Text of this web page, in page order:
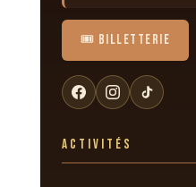
🎟️ BILLETTERIE
ACTIVITÉS